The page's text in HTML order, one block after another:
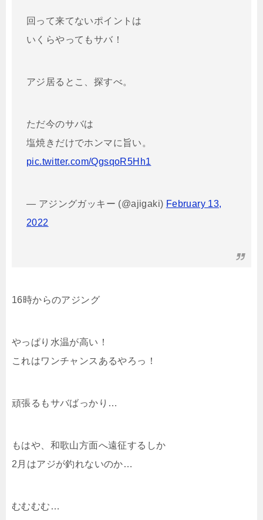
回って来てないポイントは
いくらやってもサバ！
アジ居るとこ、探すべ。
ただ今のサバは
塩焼きだけでホンマに旨い。
pic.twitter.com/QgsqoR5Hh1
— アジングガッキー (@ajigaki) February 13,
2022
16時からのアジング
やっぱり水温が高い！
これはワンチャンスあるやろっ！
頑張るもサバばっかり…
もはや、和歌山方面へ遠征するしか
2月はアジが釣れないのか…
むむむむ…